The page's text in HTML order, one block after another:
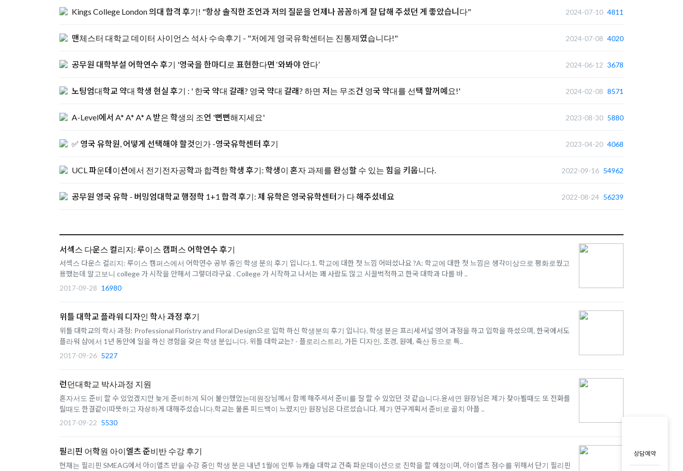
상담예약
Kings College London 의대 합격 후기! "항상 솔직한 조언과 저의 질문을 언제나 꼼꼼하게 잘 답해 주셨던 게 좋았습니다" 2024-07-10 4811
맨체스터 대학교 데이터 사이언스 석사 수속후기 - "저에게 영국유학센터는 진통제였습니다!" 2024-07-08 4020
공무원 대학부설 어학연수 후기 '영국을 한마디로 표현한다면 ‘와봐야 안다’ 2024-06-12 3678
노팅엄대학교 약대 학생 현실 후기 : ' 한국 약대 갈래? 영국 약대 갈래? 하면 저는 무조건 영국 약대를 선택 할꺼예요!' 2024-02-08 8571
A-Level에서 A* A* A* A 받은 학생의 조언 '뻔뻔해지세요' 2023-08-30 5880
✅ 영국 유학원, 어떻게 선택해야 할것인가 -영국유학센터 후기 2023-04-20 4068
UCL 파운데이션에서 전기전자공학과 합격한 학생 후기: 학생이 혼자 과제를 완성할 수 있는 힘을 키웁니다. 2022-09-16 54962
공무원 영국 유학 - 버밍엄대학교 행정학 1+1 합격 후기: 제 유학은 영국유학센터가 다 해주셨네요 2022-08-24 56239
서섹스 다운스 컬리지: 루이스 캠퍼스 어학연수 후기
서섹스 다운스 컬리지: 루이스 캠퍼스에서 어학연수 공부 중인 학생 분의 후기 입니다.1. 학교에 대한 첫 느낌 어떠셨나요 ?A: 학교에 대한 첫 느낌은 생각이상으로 평화로웠고 조
용했는데 알고보니 college 가 시작을 안해서 그렇더라구요 . College 가 시작하고 나서는 꽤 사람도 많고 시끌벅적하고 한국 대학과 다를 바 ..
2017-09-28 16980
위틀 대학교 플라워 디자인 학사 과정 후기
위틀 대학교의 학사 과정: Professional Floristry and Floral Design으로 입학 하신 학생분의 후기 입니다. 학생 분은 프리세셔널 영어 과정을 하고 입학을 하셨으며, 한국에서도
플라워 샵에서 1년 동안에 일을 하신 경험을 갖은 학생 분입니다. 위틀 대학교는? - 플로리스트리, 가든 디자인, 조경, 원예, 축산 등으로 특..
2017-09-26 5227
런던대학교 박사과정 지원
혼자서도 준비 할 수 있었겠지만 늦게 준비하게 되어 불안했었는데원장님께서 함께 해주셔서 준비를 잘 할 수 있었던 것 같습니다.윤세연 원장님은 제가 찾아뵐때도 또 전화를 드
릴때도 한결같이따뜻하고 자상하게 대해주셨습니다.학교는 물론 피드백이 느렸지만 원장님은 다르셨습니다. 제가 연구계획서 준비로 골치 아플 ..
2017-09-22 5530
필리핀 어학원 아이엘츠 준비반 수강 후기
현재는 필리핀 SMEAG에서 아이엘츠 반을 수강 중인 학생 분은 내년 1월에 인투 뉴캐슬 대학교 건축 파운데이션으로 진학을 할 예정이며, 아이엘츠 점수를 위해서 단기 필리핀 어